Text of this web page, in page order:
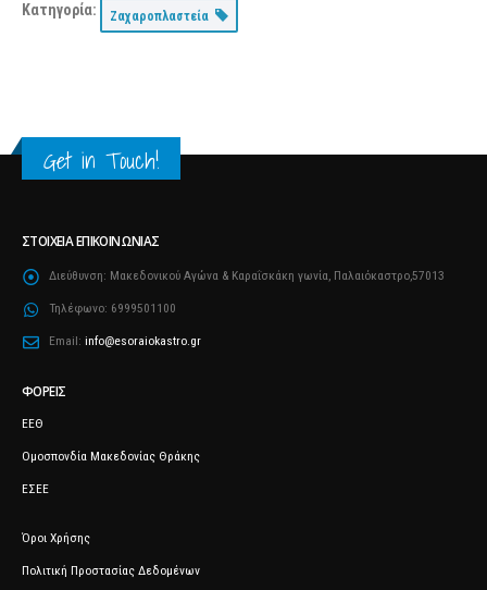
Κατηγορία: Ζαχαροπλαστεία
Get in Touch!
ΣΤΟΙΧΕΊΑ ΕΠΙΚΟΙΝΩΝΊΑΣ
Διεύθυνση: Μακεδονικού Αγώνα & Καραΐσκάκη γωνία, Παλαιόκαστρο,57013
Τηλέφωνο: 6999501100
Email: info@esoraiokastro.gr
ΦΟΡΕΊΣ
ΕΕΘ
Ομοσπονδία Μακεδονίας Θράκης
ΕΣΕΕ
Όροι Χρήσης
Πολιτική Προστασίας Δεδομένων